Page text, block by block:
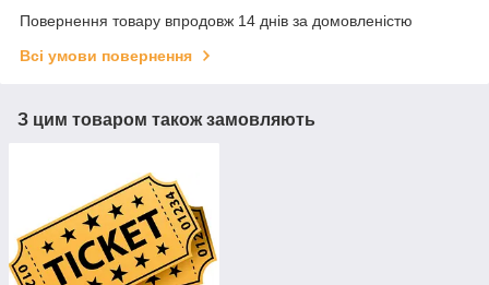
Повернення товару впродовж 14 днів за домовленістю
Всі умови повернення
З цим товаром також замовляють